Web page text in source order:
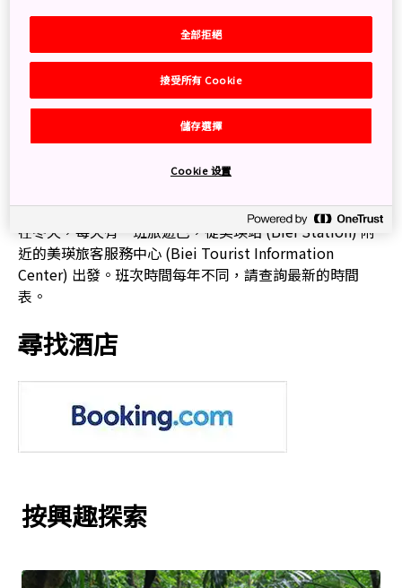
瞧見這個夢幻的奇觀。位於札幌 (Sapporo) 以北數小時車
程的距離，青池是美瑛川 (Biei River) 在 1988 年建堤壩後
形成的。自然礦物質從毗鄰的山脈和瀑布中過濾出來，為
這個人造的池塘添上獨特的色彩，包括從深到淺的各種藍
色。在冬天傍晚，染上翡翠綠色的冰，甚至會與迷濛的光
在冬天，每天有一班旅遊巴，從美瑛站 (Biei Station) 附
近的美瑛旅客服務中心 (Biei Tourist Information
Center) 出發。班次時間每年不同，請查詢最新的時間
表。
尋找酒店
按興趣探索
全部拒絕
接受所有 Cookie
儲存選擇
Cookie 设置